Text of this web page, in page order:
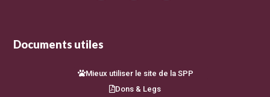
Documents utiles
Mieux utiliser le site de la SPP
Dons & Legs